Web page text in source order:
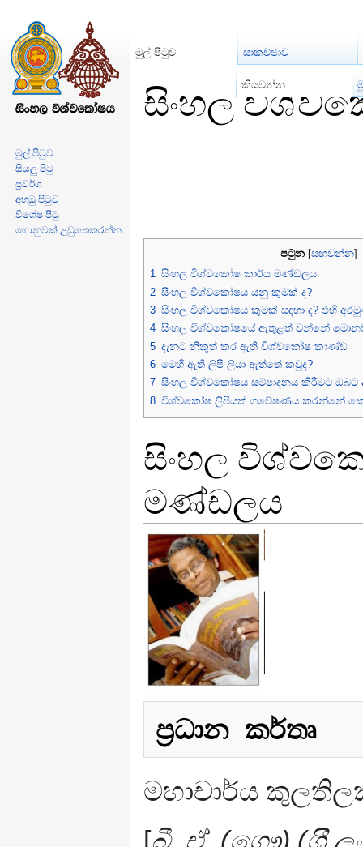
සිංහල
පටුන සඟවන්න
1 සිංහල විශ්වකෝෂ කාර්ය මණ්ඩලය
2 සිංහල විශ්වකෝෂය යනු කුමක් ද?
3 සිංහල විශ්වකෝෂය කුමක් සඳහා ද? එහි
4 සිංහල විශ්වකෝෂයේ ඇතුළත් වන්නේ
5 දැනට නිකුත් කර ඇති විශ්වකෝෂ කාණ්ඩ
6 මෙහි ඇති ලිපි ලියා ඇත්තේ කවුද?
7 සිංහල විශ්වකෝෂය සම්පාදනය කිරීමට ඔබට
8 විශ්වකෝෂ ලිපියක් ගවේෂණය කරන්නේ
සිංහල
මණ්ඩලය
ප‍්‍රධාන කර්තෘ
මහාචාර්ය
මුල් පිටුව සාකච්ඡාව
කියවන්න
මුල් පිටුව
සියලු පිටු
ප්‍රවර්ග
අහඹු පිටුව
විශේෂ පිටු
ගොනුවක් උඩුගතකරන්න